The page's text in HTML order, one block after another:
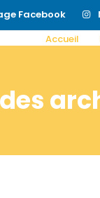
Facebook
Accueil